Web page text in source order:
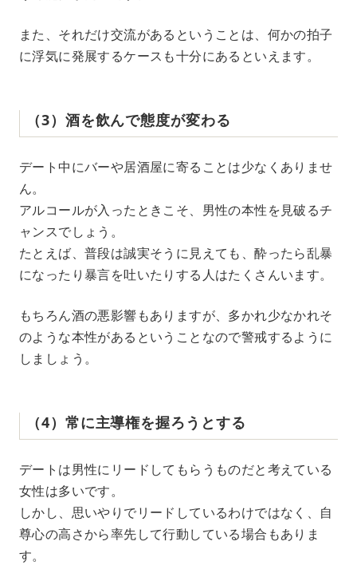
また、それだけ交流があるということは、何かの拍子
に浮気に発展するケースも十分にあるといえます。
（3）酒を飲んで態度が変わる
デート中にバーや居酒屋に寄ることは少なくありませ
ん。
アルコールが入ったときこそ、男性の本性を見破るチ
ャンスでしょう。
たとえば、普段は誠実そうに見えても、酔ったら乱暴
になったり暴言を吐いたりする人はたくさんいます。
もちろん酒の悪影響もありますが、多かれ少なかれそ
のような本性があるということなので警戒するように
しましょう。
（4）常に主導権を握ろうとする
デートは男性にリードしてもらうものだと考えている
女性は多いです。
しかし、思いやりでリードしているわけではなく、自
尊心の高さから率先して行動している場合もありま
す。